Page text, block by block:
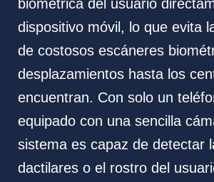
biométrica del usuario
dispositivo móvil, lo que evita
de costosos escáneres
desplazamientos hasta los
encuentran. Con solo un
equipado con una sencilla
sistema es capaz de detectar
dactilares o el rostro del